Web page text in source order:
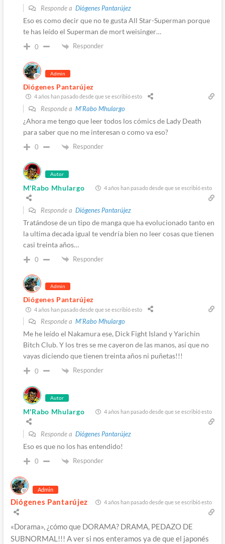
Responde a Diógenes Pantarújez
Eso es como decir que no te gusta All Star-Superman porque
te has leído el Superman de mort weisinger…
0 Responder
Admin
Diógenes Pantarújez
4 años han pasado desde que se escribió esto
Responde a M'Rabo Mhulargo
¿Ahora me tengo que leer todos los cómics de Lady Death
para saber que no me interesan o como va eso?
0 Responder
Autor
M'Rabo Mhulargo 4 años han pasado desde que se escribió esto
Responde a Diógenes Pantarújez
Tratándose de un tipo de manga que ha evolucionado tanto en
la ultima decada igual te vendría bien no leer cosas que tienen
casi treinta años…
0 Responder
Admin
Diógenes Pantarújez
4 años han pasado desde que se escribió esto
Responde a M'Rabo Mhulargo
Me he leído el Nakamura ese, Dick Fight Island y Yarichin
Bitch Club. Y los tres se me cayeron de las manos, así que no
vayas diciendo que tienen treinta años ni puñetas!!!
0 Responder
Autor
M'Rabo Mhulargo 4 años han pasado desde que se escribió esto
Responde a Diógenes Pantarújez
Eso es que no los has entendido!
0 Responder
Admin
Diógenes Pantarújez 4 años han pasado desde que se escribió esto
«Dorama», ¿cómo que DORAMA? DRAMA, PEDAZO DE
SUBNORMAL!!! A ver si nos enteramos ya de que el japonés